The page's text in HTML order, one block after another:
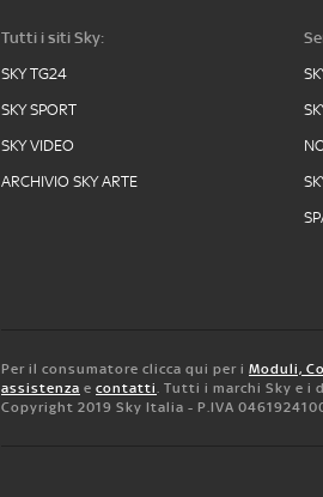
Tutti i siti Sky:
SKY TG24
SKY SPORT
SKY VIDEO
ARCHIVIO SKY ARTE
Per il consumatore clicca qui per i Moduli,
assistenza e contatti. Tutti i marchi Sky e
Copyright 2019 Sky Italia - P.IVA